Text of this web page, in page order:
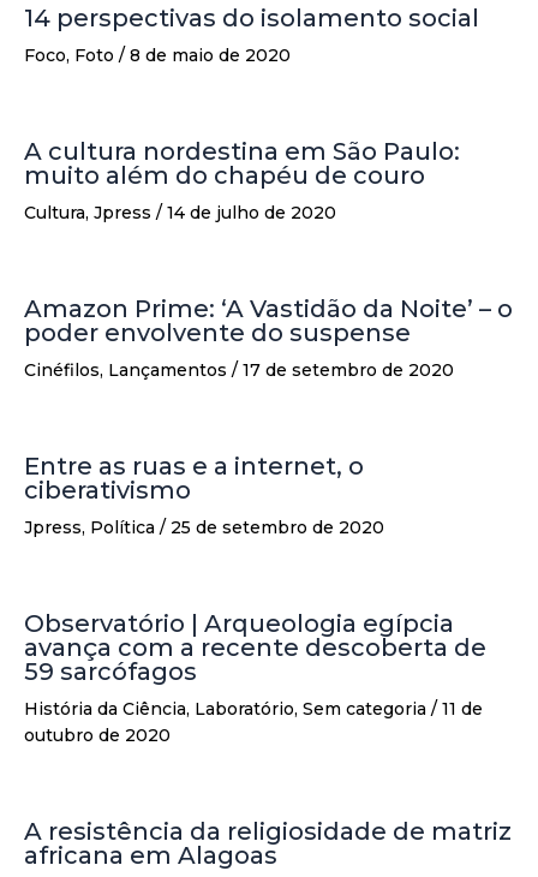
14 perspectivas do isolamento social
Foco, Foto / 8 de maio de 2020
A cultura nordestina em São Paulo:
muito além do chapéu de couro
Cultura, Jpress / 14 de julho de 2020
Amazon Prime: ‘A Vastidão da Noite’ – o
poder envolvente do suspense
Cinéfilos, Lançamentos / 17 de setembro de 2020
Entre as ruas e a internet, o
ciberativismo
Jpress, Política / 25 de setembro de 2020
Observatório | Arqueologia egípcia
avança com a recente descoberta de
59 sarcófagos
História da Ciência, Laboratório, Sem categoria / 11 de
outubro de 2020
A resistência da religiosidade de matriz
africana em Alagoas